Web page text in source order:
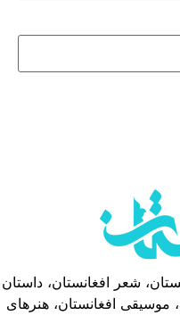
شعر افغانستان، داستان
موسیقی افغانستان، هنرهای